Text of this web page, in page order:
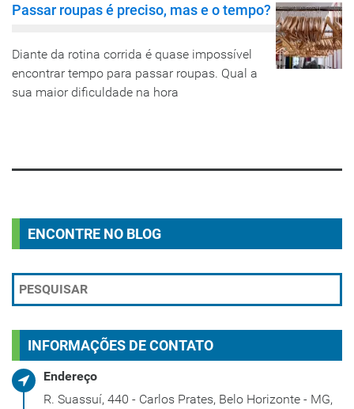
Passar roupas é preciso, mas e o tempo?
Diante da rotina corrida é quase impossível
encontrar tempo para passar roupas. Qual a
sua maior dificuldade na hora
ENCONTRE NO BLOG
INFORMAÇÕES DE CONTATO
Endereço
R. Suassuí, 440 - Carlos Prates, Belo Horizonte - MG,